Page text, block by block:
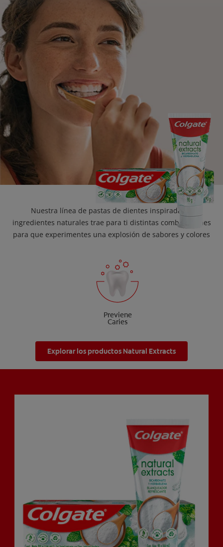
CHEQUEO DE SALUD BUCAL
CORRESPONDENCIA DE PRODUCTOS
DONDE COMPRAR
PY (ES)
SUSCRÍBASE
Nuestra línea de pastas de dientes inspirada en
ingredientes naturales trae para ti distintas combinaciones
para que experimentes una explosión de sabores y colores
Previene
Caries
Explorar los productos Natural Extracts